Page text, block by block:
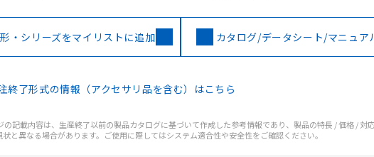
・シリーズをマイリストに追加 カタログ/データシート/マニュア
終了形式の情報（アクセサリ品を含む）はこちら
記載内容は、生産終了以前の製品カタログに基づいて作成した参考情報であり、製品の特長 / 価格 / 対
状と異なる場合があります。ご使用に際してはシステム適合性や安全性をご確認ください。